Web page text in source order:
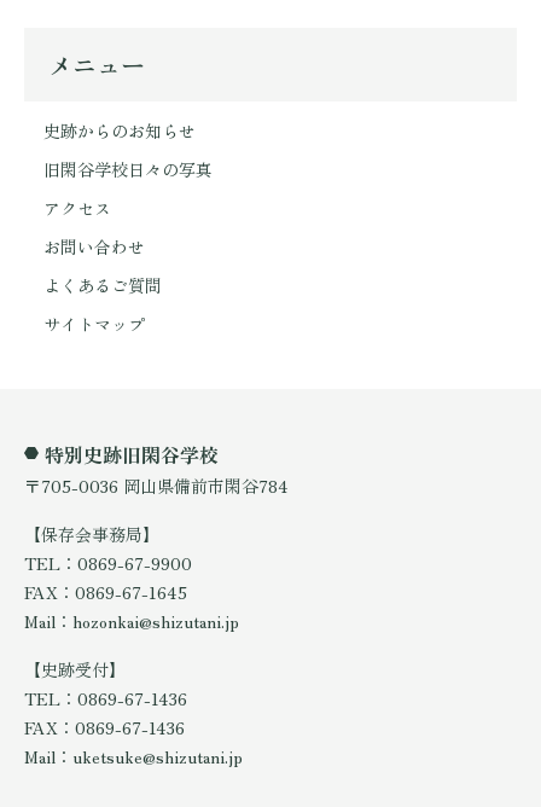
メニュー
史跡からのお知らせ
旧閑谷学校日々の写真
アクセス
お問い合わせ
よくあるご質問
サイトマップ
特別史跡旧閑谷学校
〒705-0036 岡山県備前市閑谷784
【保存会事務局】
TEL：0869-67-9900
FAX：0869-67-1645
Mail：hozonkai@shizutani.jp
【史跡受付】
TEL：0869-67-1436
FAX：0869-67-1436
Mail：uketsuke@shizutani.jp